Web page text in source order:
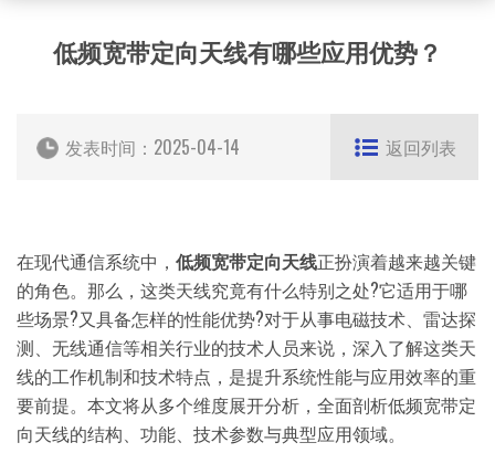
低频宽带定向天线有哪些应用优势？
发表时间： 2025-04-14 返回列表
在现代通信系统中， 低频宽带定向天线正扮演着越来越关键
的角色。那么，这类天线究竟有什么特别之处?它适用于哪
些场景?又具备怎样的性能优势?对于从事电磁技术、雷达探
测、无线通信等相关行业的技术人员来说，深入了解这类天
线的工作机制和技术特点，是提升系统性能与应用效率的重
要前提。本文将从多个维度展开分析，全面剖析低频宽带定
向天线的结构、功能、技术参数与典型应用领域。